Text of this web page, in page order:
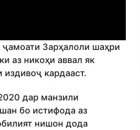
Зарҳалоли шаҳри
аз никоҳи аввал як
кардааст.
дар манзили
бо истифода аз
нишон дода